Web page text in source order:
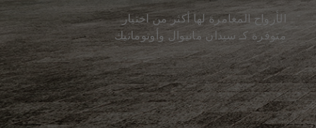
الأرواح المغامرة لها أكثر من اختيار
متوفرة كـ سيدان مانيوال وأوتوماتيك